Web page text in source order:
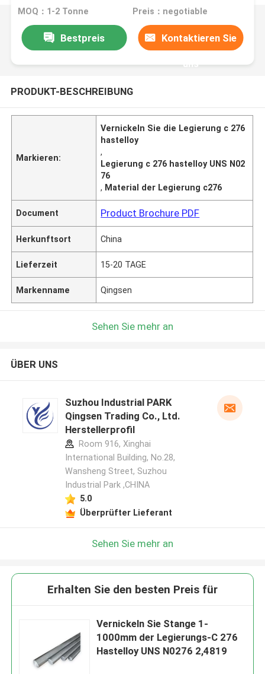
MOQ：1-2 Tonne Preis：negotiable
Bestpreis Kontaktieren Sie
uns
PRODUKT-BESCHREIBUNG
Markieren:
Vernickeln Sie die Legierung c 276
hastelloy
,
Legierung c 276 hastelloy UNS N02
76
, Material der Legierung c276
Document Product Brochure PDF
Herkunftsort China
Lieferzeit 15-20 TAGE
Markenname Qingsen
Sehen Sie mehr an
ÜBER UNS
Suzhou Industrial PARK
Qingsen Trading Co., Ltd.
Herstellerprofil
Room 916, Xinghai
International Building, No.28,
Wansheng Street, Suzhou
Industrial Park ,CHINA
5.0
Überprüfter Lieferant
Sehen Sie mehr an
Erhalten Sie den besten Preis für
Vernickeln Sie Stange 1-
1000mm der Legierungs-C 276
Hastelloy UNS N0276 2,4819